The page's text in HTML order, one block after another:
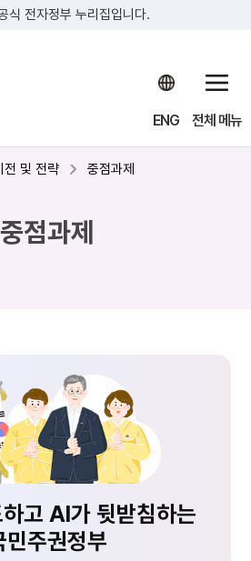
식 전자정부 누리집입니다.
ENG 전체 메뉴
전 및 전략 중점과제
중점과제
고 AI가 뒷받침하는
민주권정부